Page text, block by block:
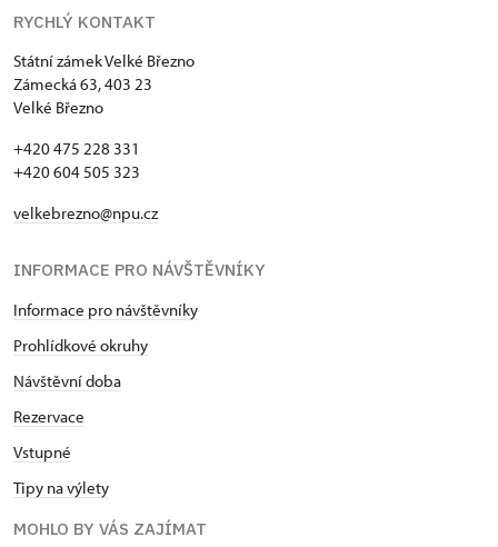
RYCHLÝ KONTAKT
Státní zámek Velké Březno
Zámecká 63, 403 23
Velké Březno
+420 475 228 331
+420 604 505 323
velkebrezno@npu.cz
INFORMACE PRO NÁVŠTĚVNÍKY
Informace pro návštěvníky
Prohlídkové okruhy
Návštěvní doba
Rezervace
Vstupné
Tipy na výlety
MOHLO BY VÁS ZAJÍMAT